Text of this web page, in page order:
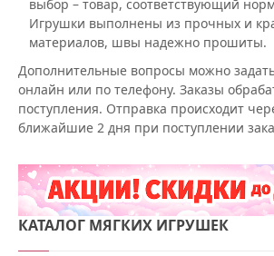
выбор – товар, соответствующий
Игрушки выполнены из прочных и
материалов, швы надежно прошиты.
Дополнительные вопросы можно
онлайн или по телефону. Заказы
поступления. Отправка происходит
ближайшие 2 дня при поступлении
КАТАЛОГ МЯГКИХ ИГРУШЕК